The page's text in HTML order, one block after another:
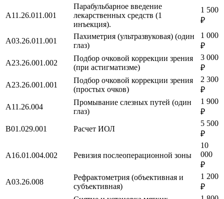
A11.26.011.001
Парабульбарное введение
лекарственных средств (1
инъекция).
1 500
₽
A03.26.011.001
Пахиметрия (ультразвуковая) (один
глаз)
1 000
₽
A23.26.001.002
Подбор очковой коррекции зрения
(при астигматизме)
3 000
₽
A23.26.001.001
Подбор очковой коррекции зрения
(простых очков)
2 300
₽
A11.26.004
Промывание слезных путей (один
глаз)
1 900
₽
B01.029.001
Расчет ИОЛ
5 500
₽
А16.01.004.002 Ревизия послеоперационной зоны
10
000
₽
A03.26.008
Рефрактометрия (объективная и
субъективная)
1 200
₽